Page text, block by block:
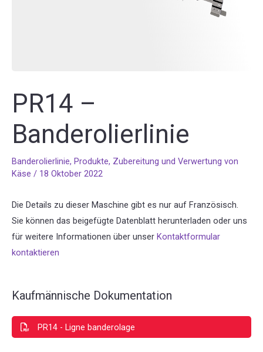
PR14 –
Banderolierlinie
Banderolierlinie, Produkte, Zubereitung und Verwertung von
Käse / 18 Oktober 2022
Die Details zu dieser Maschine gibt es nur auf Französisch.
Sie können das beigefügte Datenblatt herunterladen oder uns
für weitere Informationen über unser Kontaktformular
kontaktieren
Kaufmännische Dokumentation
PR14 - Ligne banderolage